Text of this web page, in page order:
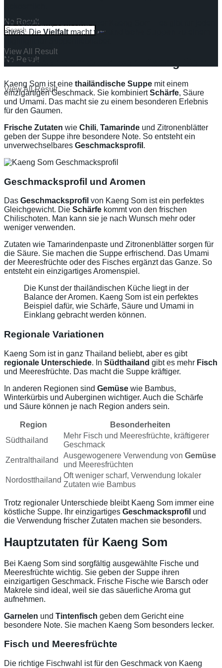
No Result
View All Result
No Result
View All Result
ObTom Yum,Tom Kha oder Kaeng Som – es gibt für jeden
etwas. Die Vielfalt machtthailändische Suppen
Die Besonderheiten von Kaeng Som
Kaeng Som ist eine thailändische Suppe mit einem
einzigartigen Geschmack. Sie kombiniertSchärfe, Säure
und Umami. Das macht sie zu einem besonderen Erlebnis
für den Gaumen.
Frische Zutaten wie Chili, Tamarinde und Zitronenblätter
geben der Suppe ihre besondere Note. So entsteht ein
unverwechselbares Geschmacksprofil .
Geschmacksprofil und Aromen
Das Geschmacksprofil von Kaeng Som ist ein perfektes
Gleichgewicht. Die Schärfe kommt von den frischen
Chilischoten. Man kann sie je nach Wunsch mehr oder
weniger verwenden.
Zutaten wie Tamarindenpaste und Zitronenblätter sorgen für
die Säure. Sie machen die Suppe erfrischend. Das Umami
der Meeresfrüchte oder des Fisches ergänzt das Ganze. So
entsteht ein einzigartiges Aromenspiel.
Die Kunst der thailändischen Küche liegt in der
Balance der Aromen. Kaeng Som ist ein perfektes
Beispiel dafür, wie Schärfe, Säure und Umami in
Einklang gebracht werden können.
Regionale Variationen
Kaeng Som ist in ganz Thailand beliebt, aber es gibt
regionale Unterschiede. In Südthailand gibt es mehr Fisch
und Meeresfrüchte. Das macht die Suppe kräftiger.
In anderen Regionen sind Gemüse wie Bambus,
Winterkürbis und Auberginen wichtiger. Auch die Schärfe
und Säure können je nach Region anders sein.
Region
Besonderheiten
Südthailand
Mehr Fisch und Meeresfrüchte, kräftigerer
Geschmack
Zentralthailand
Ausgewogenere Verwendung von Gemüse
und Meeresfrüchten
Nordostthailand
Oft weniger scharf, Verwendung lokaler
Zutaten wie Bambus
Trotz regionaler Unterschiede bleibt Kaeng Som immer eine
köstliche Suppe. Ihr einzigartiges Geschmacksprofil und
die Verwendung frischer Zutaten machen sie besonders.
Hauptzutaten für Kaeng Som
Bei Kaeng Som sind sorgfältig ausgewählte Fische und
Meeresfrüchte wichtig. Sie geben der Suppe ihren
einzigartigen Geschmack. Frische Fische wie Barsch oder
Makrele sind ideal, weil sie das säuerliche Aroma gut
aufnehmen.
Garnelen und Tintenfisch geben dem Gericht eine
besondere Note. Sie machen Kaeng Som besonders lecker.
Fisch und Meeresfrüchte
Die richtige Fischwahl ist für den Geschmack von Kaeng